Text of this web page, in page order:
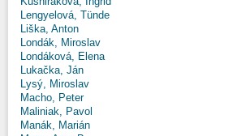
Lengyelová, Tünde
Liška, Anton
Londák, Miroslav
Londáková, Elena
Lukačka, Ján
Lysý, Miroslav
Macho, Peter
Maliniak, Pavol
Manák, Marián